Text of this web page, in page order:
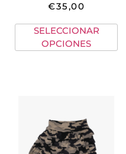
€35,00
SELECCIONAR
OPCIONES